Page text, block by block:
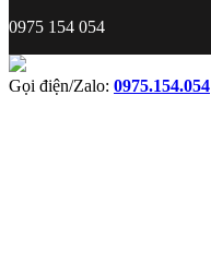
0975 154 054
Gọi điện/Zalo: 0975.154.054